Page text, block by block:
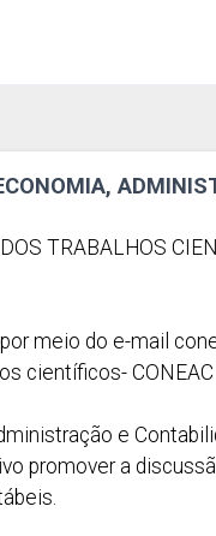
TRABALHOS
meio do e-mail
científicos-
e
promover a